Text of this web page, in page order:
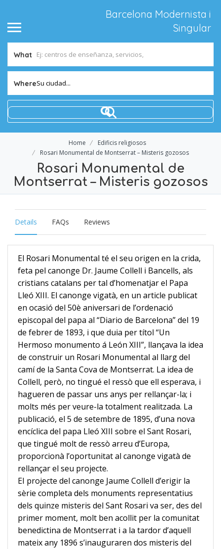
Barcelona Modernista i
Singular
What
WhereSu ciudad...
Home
Edificis religiosos
Rosari Monumental de Montserrat – Misteris gozosos
Rosari Monumental de
Montserrat – Misteris gozosos
Details FAQs Reviews
El Rosari Monumental té el seu origen en la crida,
feta pel canonge Dr. Jaume Collell i Bancells, als
cristians catalans per tal d’homenatjar el Papa
Lleó XIII. El canonge vigatà, en un article publicat
en ocasió del 50è aniversari de l’ordenació
episcopal del papa al “Diario de Barcelona” del 19
de febrer de 1893, i que duia per títol “Un
Hermoso monumento á León XIII”, llançava la idea
de construir un Rosari Monumental al llarg del
camí de la Santa Cova de Montserrat. La idea de
Collell, però, no tingué el ressò que ell esperava, i
hagueren de passar uns anys per rellançar-la; i
molts més per veure-la totalment realitzada. La
publicació, el 5 de setembre de 1895, d’una nova
encíclica del papa Lleó XIII sobre el Sant Rosari,
que tingué moltde ressò arreu d’Europa,
proporcionà l’oportunitat al canonge vigatà de
rellançar el seu projecte.
EI projecte del canonge Jaume Collell d’erigir la
sèrie completa dels monuments representatius
dels quinze misteris del Sant Rosari va ser, des del
primer moment, molt ben acollit per la comunitat
benedictina de Montserrat i a la tardor d’aquell
mateix any 1896 s’inauguraren dos misteris del